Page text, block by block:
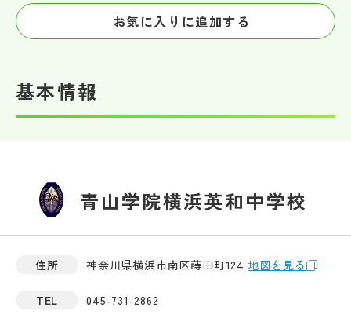
私学探検隊
帰国生受験情報
よみもの
お気に入りに追加する
基本情報
青山学院横浜英和中学校
住所 神奈川県横浜市南区蒔田町124 地図を見る
TEL 045-731-2862